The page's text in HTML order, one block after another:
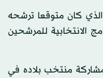
كان متوقعا ترشحه
الانتخابية للمرشحين
منتخب بلاده في